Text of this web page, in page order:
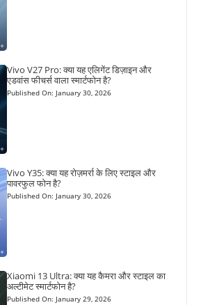
Vivo V27 Pro: क्या यह एलिगेंट डिज़ाइन और
एडवांस फीचर्स वाला स्मार्टफोन है?
Published On: January 30, 2026
Vivo Y35: क्या यह रोज़मर्रा के लिए स्टाइल और
पावरफुल फोन है?
Published On: January 30, 2026
Xiaomi 13 Ultra: क्या यह कैमरा और स्टाइल का
अल्टीमेट स्मार्टफोन है?
Published On: January 29, 2026